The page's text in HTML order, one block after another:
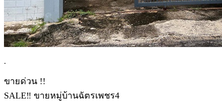
.
ขายด่วน !!
SALE‼️ ขายหมู่บ้านฉัตรเพชร4